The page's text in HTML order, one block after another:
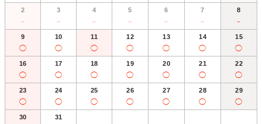
2
－
3
－
4
－
5
－
6
－
7
－
8
－
9
◯
10
◯
11
◯
12
◯
13
◯
14
◯
15
◯
16
◯
17
◯
18
◯
19
◯
20
◯
21
◯
22
◯
23
◯
24
◯
25
◯
26
◯
27
◯
28
◯
29
◯
30 31